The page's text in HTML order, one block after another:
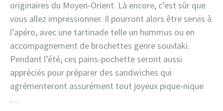
originaires du Moyen-Orient. Là encore, c’est sûr que
vous allez impressionner. Il pourront alors être servis à
l’apéro, avec une tartinade telle un hummus ou en
accompagnement de brochettes genre souvlaki.
Pendant l’été, ces pains-pochette seront aussi
appréciés pour préparer des sandwiches qui
agrémenteront assurément tout joyeux pique-nique
…